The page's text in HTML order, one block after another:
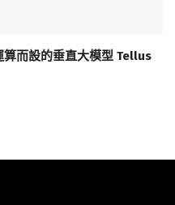
而設的垂直大模型 Tellus